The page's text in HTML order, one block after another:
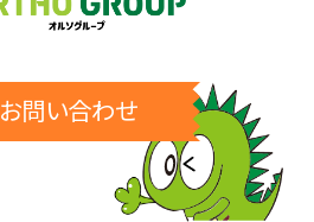
お問い合わせ